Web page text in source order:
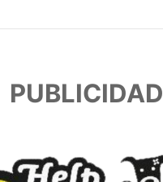
PUBLICIDAD